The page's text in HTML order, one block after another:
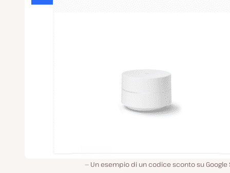
Un esempio di un codice sconto su Google